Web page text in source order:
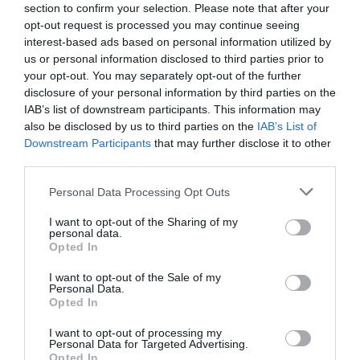
section to confirm your selection. Please note that after your
opt-out request is processed you may continue seeing
interest-based ads based on personal information utilized by
us or personal information disclosed to third parties prior to
your opt-out. You may separately opt-out of the further
disclosure of your personal information by third parties on the
IAB’s list of downstream participants. This information may
also be disclosed by us to third parties on the IAB’s List of
Downstream Participants that may further disclose it to other
Personal Data Processing Opt Outs
I want to opt-out of the Sharing of my
personal data.
Opted In
I want to opt-out of the Sale of my
Personal Data.
Opted In
I want to opt-out of processing my
Personal Data for Targeted Advertising.
i retalla la previsió d'expansió del PIB el 2025 fins
a un 1%, tres dècimes menys que en l’estimació
del desembre. El 2026 l’organisme estima un
creixement de l’1,2%, davant de l’1,5% projectat a
finals de l’any passat. Pel que fa a la inflació, la
previsió és que augmenti una dècima el 2025, fins
al 2,2%, mentre que l’organisme manté l’estimació
d’un augment de preus del 2% pel 2026.
AfegirVIA Empresacom a font preferida de
Google de forma gratuïta
Estigues informat amb les últimes notícies d'actualitat